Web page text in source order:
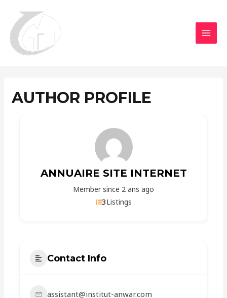
contenu
AUTHOR PROFILE
ANNUAIRE SITE INTERNET
Member since 2 ans ago
3Listings
Contact Info
assistant@institut-anwar.com